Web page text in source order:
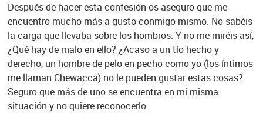
Después de hacer esta confesión os aseguro que me
encuentro mucho más a gusto conmigo mismo. No sabéis
la carga que llevaba sobre los hombros. Y no me miréis así,
¿Qué hay de malo en ello? ¿Acaso a un tío hecho y
derecho, un hombre de pelo en pecho como yo (los íntimos
me llaman Chewacca) no le pueden gustar estas cosas?
Seguro que más de uno se encuentra en mi misma
situación y no quiere reconocerlo.